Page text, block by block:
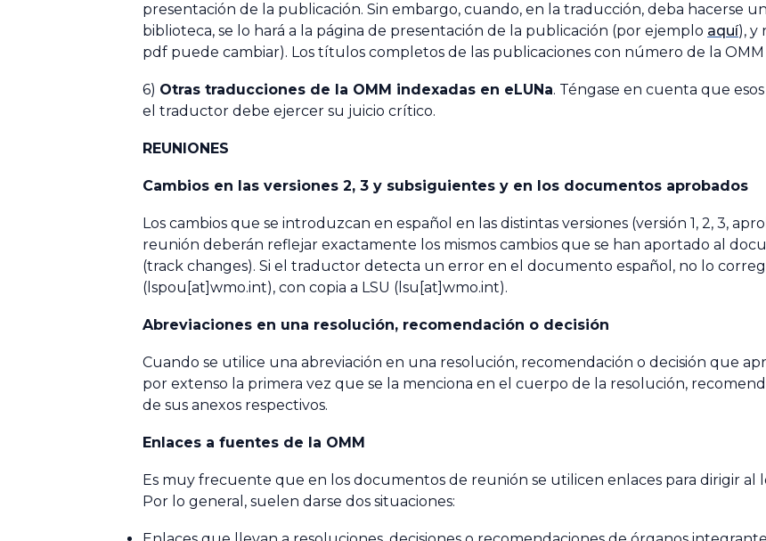
presentación de la publicación. Sin embargo, cuando, en la traducción, deba hacerse
biblioteca, se lo hará a la página de presentación de la publicación (por ejemplo aquí), y
pdf puede cambiar). Los títulos completos de las publicaciones con número de la OMM
6) Otras traducciones de la OMM indexadas en eLUNa. Téngase en cuenta que
el traductor debe ejercer su juicio crítico.
REUNIONES
Cambios en las versiones 2, 3 y subsiguientes y en los documentos aprobados
Los cambios que se introduzcan en español en las distintas versiones (versión 1, 2, 3,
reunión deberán reflejar exactamente los mismos cambios que se han aportado al
(track changes). Si el traductor detecta un error en el documento español, no lo
(lspou[at]wmo.int), con copia a LSU (lsu[at]wmo.int).
Abreviaciones en una resolución, recomendación o decisión
Cuando se utilice una abreviación en una resolución, recomendación o decisión que
por extenso la primera vez que se la menciona en el cuerpo de la resolución,
de sus anexos respectivos.
Enlaces a fuentes de la OMM
Es muy frecuente que en los documentos de reunión se utilicen enlaces para dirigir al
Por lo general, suelen darse dos situaciones: